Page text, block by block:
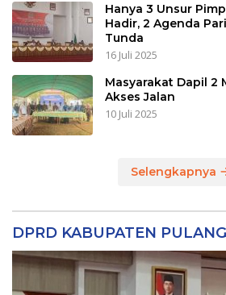
Hanya 3 Unsur
Hadir, 2 Agenda
Tunda
16 Juli 2025
Masyarakat Dapil 2
Akses Jalan
10 Juli 2025
Selengkapnya
DPRD KABUPATEN